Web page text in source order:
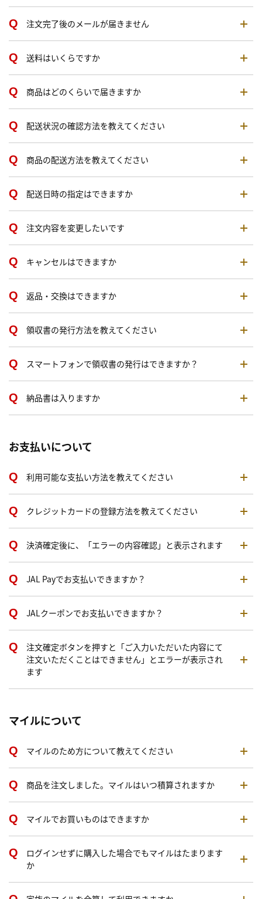
注文完了後のメールが届きません
送料はいくらですか
商品はどのくらいで届きますか
配送状況の確認方法を教えてください
商品の配送方法を教えてください
配送日時の指定はできますか
注文内容を変更したいです
キャンセルはできますか
返品・交換はできますか
領収書の発行方法を教えてください
スマートフォンで領収書の発行はできますか？
納品書は入りますか
お支払いについて
利用可能な支払い方法を教えてください
クレジットカードの登録方法を教えてください
決済確定後に、「エラーの内容確認」と表示されます
JAL Payでお支払いできますか？
JALクーポンでお支払いできますか？
注文確定ボタンを押すと「ご入力いただいた内容にて
注文いただくことはできません」とエラーが表示され
ます
マイルについて
マイルのため方について教えてください
商品を注文しました。マイルはいつ積算されますか
マイルでお買いものはできますか
ログインせずに購入した場合でもマイルはたまります
か